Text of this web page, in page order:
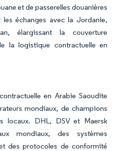
et de passerelles douanières
échanges avec la Jordanie,
élargissant la couverture
la logistique contractuelle en
en Arabie Saoudite
mondiaux, de champions
locaux. DHL, DSV et Maersk
mondiaux, des systèmes
des protocoles de conformité